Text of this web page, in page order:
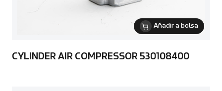
Añadir a bolsa
CYLINDER AIR COMPRESSOR 530108400